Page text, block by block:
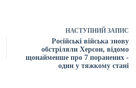
НАСТУПНИЙ ЗАПИС
Російські війська знову
обстріляли Херсон, відомо
щонайменше про 7 поранених -
один у тяжкому стані